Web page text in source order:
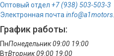
Оптовый отдел +7 (938) 503-503-3
Электронная почта
График работы:
ПнПонедельник09:00 19:00
ВтВторник09:00 19:00